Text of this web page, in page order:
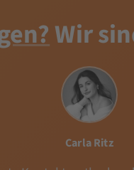
Wir
Carla Ritz